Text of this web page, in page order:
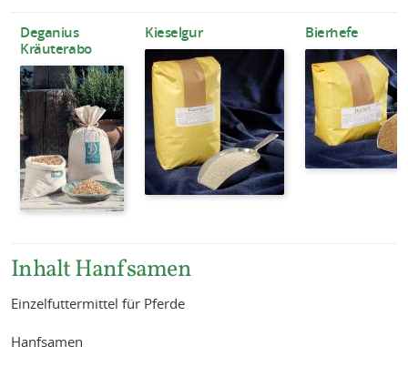
Deganius
Kräuterabo
Kieselgur Bierhefe
Inhalt Hanfsamen
Einzelfuttermittel für Pferde
Hanfsamen